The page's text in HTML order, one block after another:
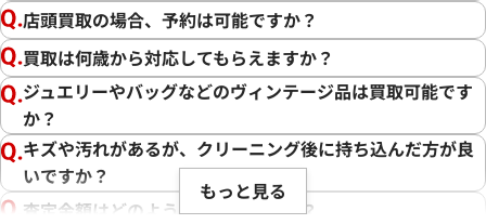
私たちの目標は、常にお客様にご満足いただける買取を提供
することです。そのためには、最新の市場相場をしっかりと把
握し、お客様に最適な価格をお伝えすることが不可欠です。弊
社では、ブランド品の状態や付属品、為替の変動、生産数等
を考慮し、できる限りの価格でお取引させていただくことを
心がけております。さらに、弊社の強みである、海外への販路
やキャンペーン、世界約1,940店舗以上という点から、高価買
取を実現しています。
店頭買取の場合、予約は可能ですか？
買取は何歳から対応してもらえますか？
ジュエリーやバッグなどのヴィンテージ品は買取可能です
か？
キズや汚れがあるが、クリーニング後に持ち込んだ方が良
いですか？
査定金額はどのように決まりますか？
もっと見る